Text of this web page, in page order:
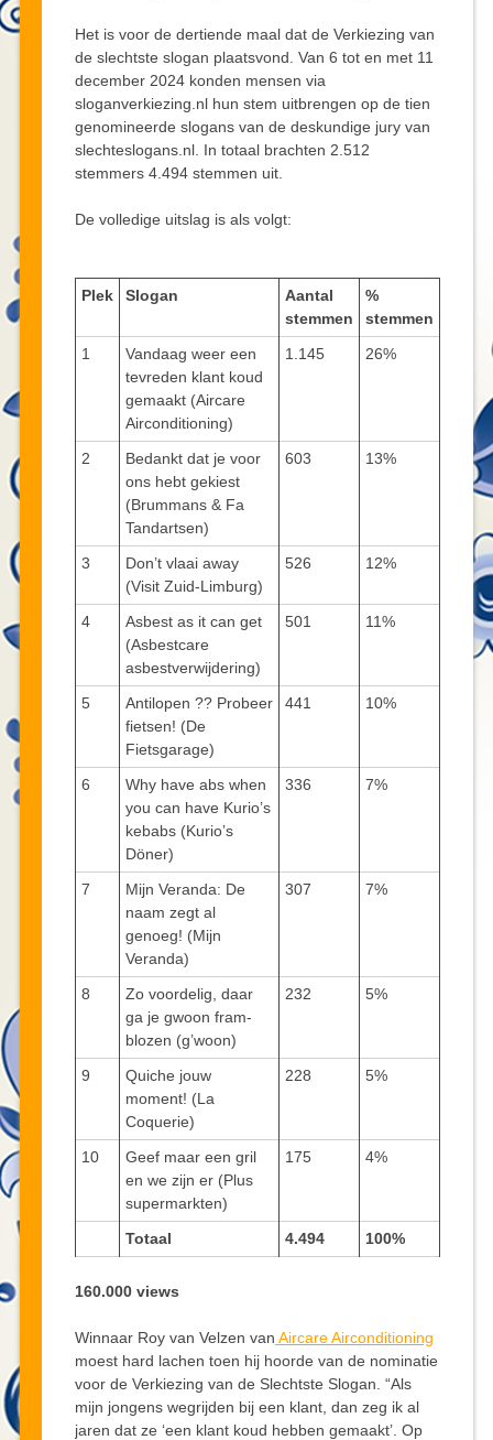
Het is voor de dertiende maal dat de Verkiezing van
de slechtste slogan plaatsvond. Van 6 tot en met 11
december 2024 konden mensen via
sloganverkiezing.nl hun stem uitbrengen op de tien
genomineerde slogans van de deskundige jury van
slechteslogans.nl. In totaal brachten 2.512
stemmers 4.494 stemmen uit.
De volledige uitslag is als volgt:
Plek Slogan
Aantal
stemmen
%
stemmen
1
Vandaag weer een
tevreden klant koud
gemaakt (Aircare
Airconditioning)
1.145 26%
2
Bedankt dat je voor
ons hebt gekiest
(Brummans & Fa
Tandartsen)
603 13%
3
Don’t vlaai away
(Visit Zuid-Limburg)
526 12%
4
Asbest as it can get
(Asbestcare
asbestverwijdering)
501 11%
5
Antilopen ?? Probeer
fietsen! (De
Fietsgarage)
441 10%
6
Why have abs when
you can have Kurio’s
kebabs (Kurio’s
Döner)
336 7%
7
Mijn Veranda: De
naam zegt al
genoeg! (Mijn
Veranda)
307 7%
8
Zo voordelig, daar
ga je gwoon fram-
blozen (g’woon)
232 5%
9
Quiche jouw
moment! (La
Coquerie)
228 5%
10
Geef maar een gril
en we zijn er (Plus
supermarkten)
175 4%
Totaal 4.494 100%
160.000 views
Winnaar Roy van Velzen van Aircare Airconditioning
moest hard lachen toen hij hoorde van de nominatie
voor de Verkiezing van de Slechtste Slogan. “Als
mijn jongens wegrijden bij een klant, dan zeg ik al
jaren dat ze ‘een klant koud hebben gemaakt’. Op